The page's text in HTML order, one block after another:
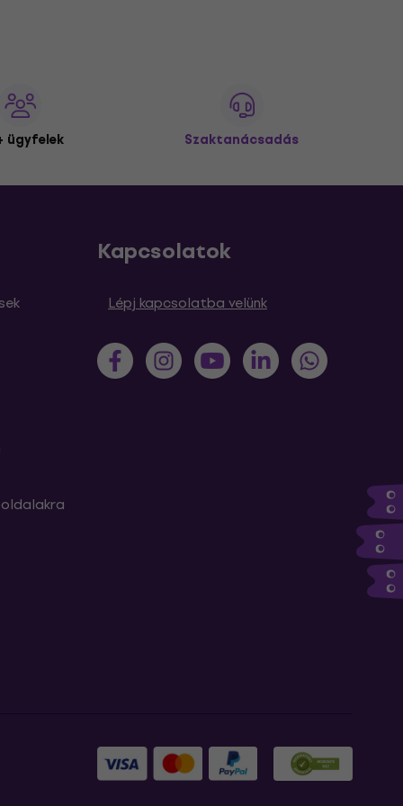
ügyfelek Szaktanácsadás
Kapcsolatok
Lépj kapcsolatba velünk